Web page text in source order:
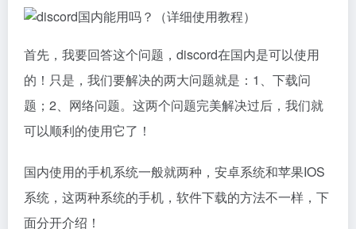
首先，我要回答这个问题，discord在国内是可以使用
的！只是，我们要解决的两大问题就是：1、下载问
题；2、网络问题。这两个问题完美解决过后，我们就
可以顺利的使用它了！
国内使用的手机系统一般就两种，安卓系统和苹果IOS
系统，这两种系统的手机，软件下载的方法不一样，下
面分开介绍！